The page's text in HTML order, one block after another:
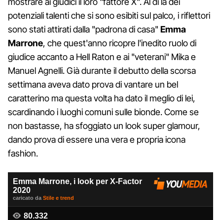
potenziali talenti che si sono esibiti sul palco, i riflettori
sono stati attirati dalla "padrona di casa" Emma
Marrone, che quest'anno ricopre l'inedito ruolo di
giudice accanto a Hell Raton e ai "veterani" Mika e
Manuel Agnelli. Già durante il debutto della scorsa
settimana aveva dato prova di vantare un bel
caratterino ma questa volta ha dato il meglio di lei,
scardinando i luoghi comuni sulle bionde. Come se
non bastasse, ha sfoggiato un look super glamour,
dando prova di essere una vera e propria icona
fashion.